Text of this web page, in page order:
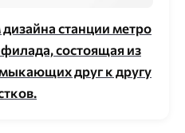
станции метро
состоящая из
друг к другу